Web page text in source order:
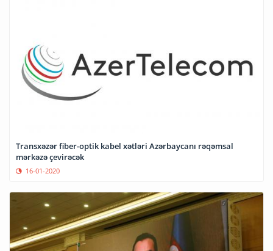
Transxəzər fiber-optik kabel xətləri Azərbaycanı rəqəmsal
mərkəzə çevirəcək
16-01-2020